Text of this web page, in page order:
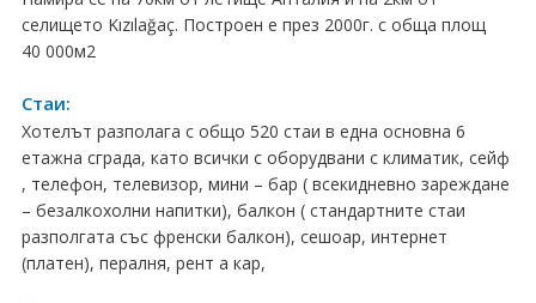
Хърватия
Гърция
Италия
Австрия
Сърбия - E-Tours
селището Kızılağaç. Построен е през 2000г. с обща площ
40 000м2
Стаи:
Хотелът разполага с общо 520 стаи в една основна 6
етажна сграда, като всички с оборудвани с климатик, сейф
, телефон, телевизор, мини – бар ( всекидневно зареждане
– безалкохолни напитки), балкон ( стандартните стаи
разполгата със френски балкон), сешоар, интернет
(платен), пералня, рент а кар,